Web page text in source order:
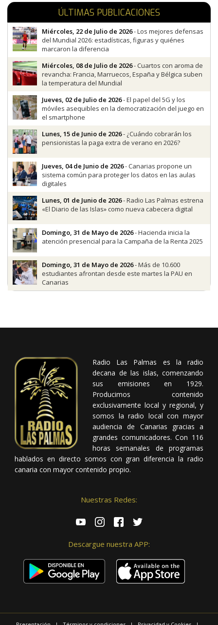
ÚLTIMAS PUBLICACIONES
Miércoles, 22 de Julio de 2026- Los mejores defensas
del Mundial 2026: estadísticas, figuras y quiénes
marcaron la diferencia
Miércoles, 08 de Julio de 2026- Cuartos con aroma de
revancha: Francia, Marruecos, España y Bélgica suben
la temperatura del Mundial
Jueves, 02 de Julio de 2026- El papel del 5G y los
móviles asequibles en la democratización del juego en
el smartphone
Lunes, 15 de Junio de 2026- ¿Cuándo cobrarán los
pensionistas la paga extra de verano en 2026?
Jueves, 04 de Junio de 2026- Canarias propone un
sistema común para proteger los datos en las aulas
digitales
Lunes, 01 de Junio de 2026- Radio Las Palmas estrena
«El Diario de las Islas» como nueva cabecera digital
Domingo, 31 de Mayo de 2026- Hacienda inicia la
atención presencial para la Campaña de la Renta 2025
Domingo, 31 de Mayo de 2026- Más de 10.600
estudiantes afrontan desde este martes la PAU en
Canarias
Radio Las Palmas es la radio
decana de las islas, comenzando
sus emisiones en 1929.
Producimos contenido
exclusivamente local y regional, y
somos la radio local con mayor
audiencia de Canarias gracias a
grandes comunicadores. Con 116
horas semanales de programas
hablados en directo somos con gran diferencia la radio
canaria con mayor contenido propio.
Nuestras Redes:
Descargue nuestra APP: